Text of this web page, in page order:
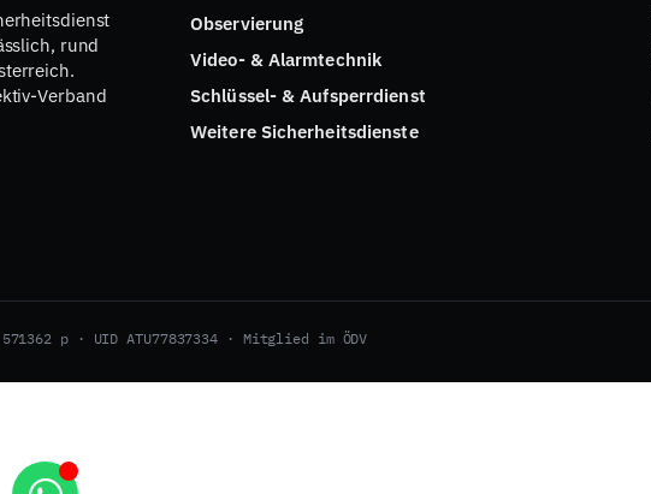
rund
Verband
Observierung
Video- & Alarmtechnik
Schlüssel- & Aufsperrdienst
Weitere Sicherheitsdienste
p · UID ATU77837334 · Mitglied im ÖDV